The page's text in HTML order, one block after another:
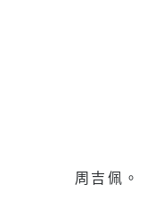
周吉佩。